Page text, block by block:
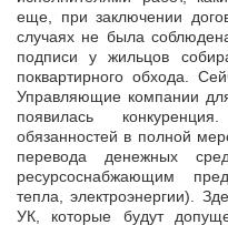
еще, при заключении
случаях не была
подписи у жильцов
поквартирного обхода.
Управляющие компании
появилась
обязанностей в полной
перевода денежных
ресурсоснабжающим
тепла, электроэнергии).
УК, которые будут